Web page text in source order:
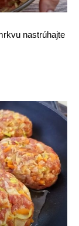
nastrúhajte